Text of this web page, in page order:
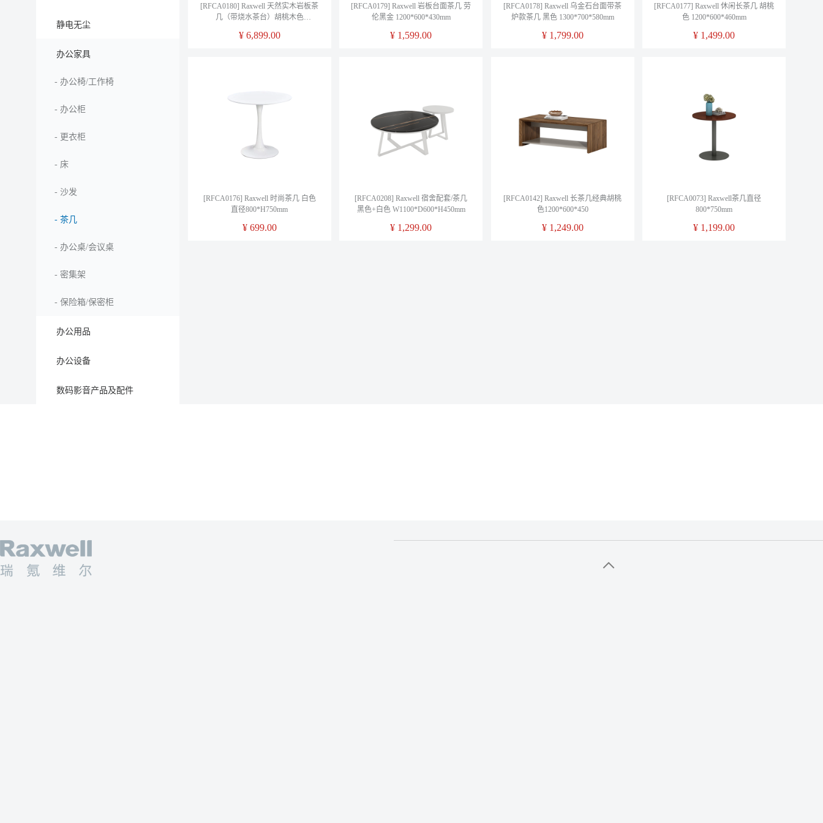
静电无尘
办公家具
- 办公椅/工作椅
- 办公柜
- 更衣柜
- 床
- 沙发
- 茶几
- 办公桌/会议桌
- 密集架
- 保险箱/保密柜
办公用品
办公设备
数码影音产品及配件
[RFCA0180] Raxwell 天然实木岩板茶
几（带烧水茶台）胡桃木色
¥ 6,899.00
[RFCA0179] Raxwell 岩板台面茶几 劳
伦黑金 1200*600*430mm
¥ 1,599.00
[RFCA0178] Raxwell 乌金石台面带茶
炉款茶几 黑色 1300*700*580mm
¥ 1,799.00
[RFCA0177] Raxwell 休闲长茶几 胡桃
色 1200*600*460mm
¥ 1,499.00
[RFCA0176] Raxwell 时尚茶几 白色
直径800*H750mm
¥ 699.00
[RFCA0208] Raxwell 宿舍配套/茶几
黑色+白色 W1100*D600*H450mm
¥ 1,299.00
[RFCA0142] Raxwell 长茶几经典胡桃
色1200*600*450
¥ 1,249.00
[RFCA0073] Raxwell茶几直径
800*750mm
¥ 1,199.00